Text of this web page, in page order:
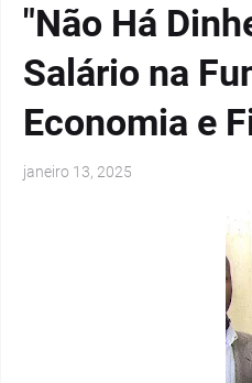
"Não Há
Salário na
Economia e
janeiro 13, 2025